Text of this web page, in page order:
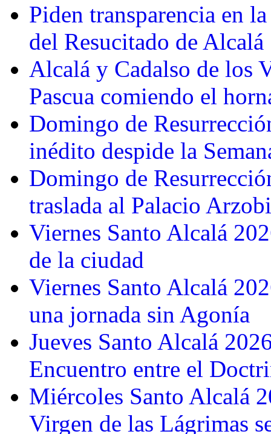
Piden transparencia en
del Resucitado de Alcalá
Alcalá y Cadalso de los
Pascua comiendo el
Domingo de
inédito despide la
Domingo de
traslada al Palacio
Viernes Santo Alcalá
de la ciudad
Viernes Santo Alcalá
una jornada sin Agonía
Jueves Santo Alcalá
Encuentro entre el
Miércoles Santo Alcalá
Virgen de las Lágrimas